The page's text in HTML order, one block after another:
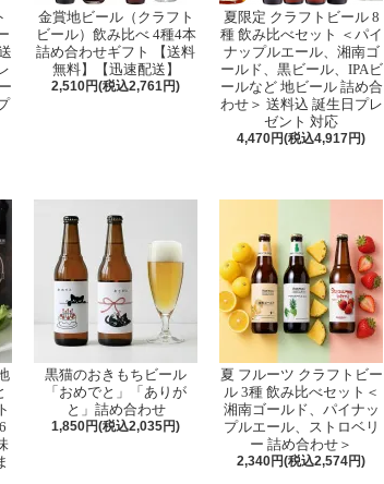
金賞地ビール（クラフト
ビール）飲み比べ 4種4本
詰め合わせギフト 【送料
無料】【迅速配送】
2,510円(税込2,761円)
夏限定 クラフトビール 8
種 飲み比べセット ＜パイ
ナップルエール、湘南ゴ
ールド、黒ビール、IPAビ
ールなど 地ビール 詰め合
わせ＞ 送料込 誕生日プレ
ゼント 対応
4,470円(税込4,917円)
黒猫のおきもちビール
「おめでと」「ありが
と」詰め合わせ
1,850円(税込2,035円)
夏 フルーツ クラフトビー
ル 3種 飲み比べセット＜
湘南ゴールド、パイナッ
プルエール、ストロベリ
ー 詰め合わせ＞
2,340円(税込2,574円)